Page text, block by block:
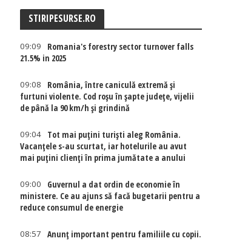
STIRIPESURSE.RO
09:09
Romania's forestry sector turnover falls
21.5% in 2025
09:08
România, între caniculă extremă și
furtuni violente. Cod roșu în șapte județe, vijelii
de până la 90 km/h și grindină
09:04
Tot mai puțini turiști aleg România.
Vacanțele s-au scurtat, iar hotelurile au avut
mai puțini clienți în prima jumătate a anului
09:00
Guvernul a dat ordin de economie în
ministere. Ce au ajuns să facă bugetarii pentru a
reduce consumul de energie
08:57
Anunț important pentru familiile cu copii.